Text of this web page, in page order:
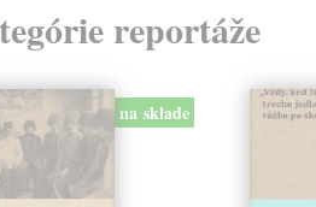
reportáže
na sklade